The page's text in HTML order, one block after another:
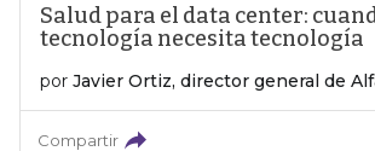
Salud para el data center:
tecnología necesita tecnología
por Javier Ortiz, director general de
Compartir